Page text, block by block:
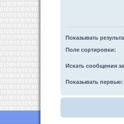
Показывать
Поле сортировки:
Искать сообщения
Показывать первые: